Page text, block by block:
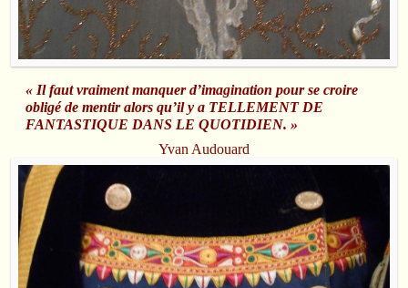
« Il faut vraiment manquer d’imagination pour se croire
obligé de mentir alors qu’il y a TELLEMENT DE
FANTASTIQUE DANS LE QUOTIDIEN. »
Yvan Audouard